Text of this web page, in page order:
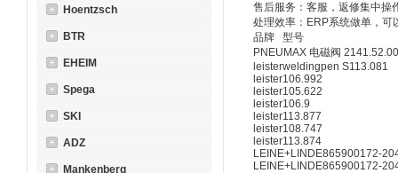
Hoentzsch
BTR
EHEIM
Spega
SKI
ADZ
Mankenberg
售后服务：客服，返修集中操
处理效率：ERP系统做单，可
品牌 型号
PNEUMAX 电磁阀
leisterweldingpen S113.081
leister106.992
leister105.622
leister106.9
leister113.877
leister108.747
leister113.874
LEINE+LINDE865900172-
LEINE+LINDE865900172-